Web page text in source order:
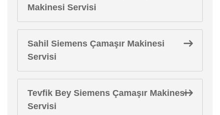
Makinesi Servisi
Sahil Siemens Çamaşır Makinesi
Servisi
Tevfik Bey Siemens Çamaşır Makinesi
Servisi